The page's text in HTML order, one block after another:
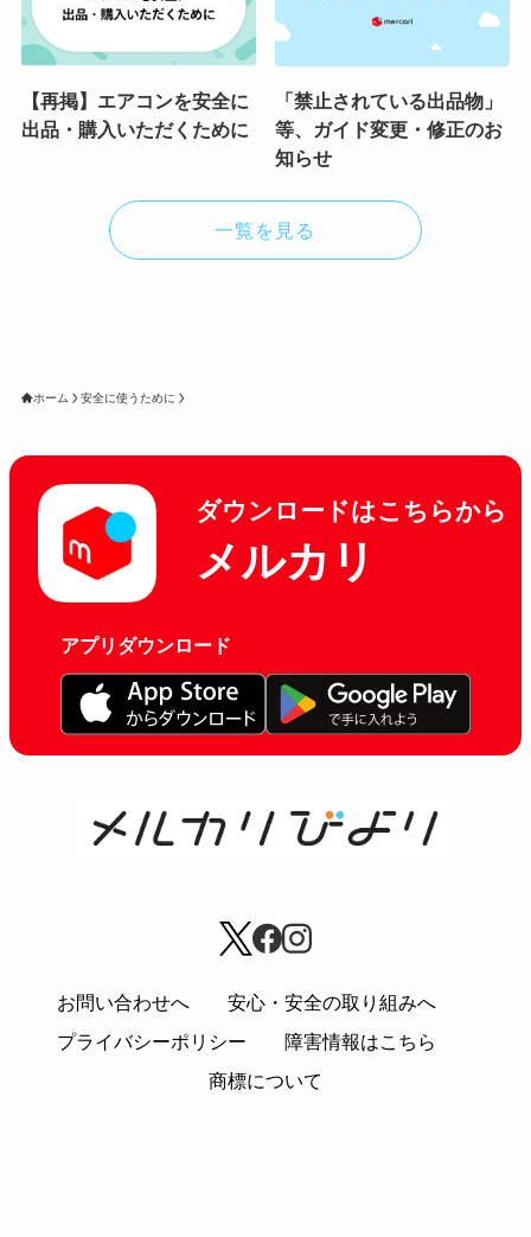
【再掲】エアコンを安全に
出品・購入いただくために
「禁止されている出品物」
等、ガイド変更・修正のお
知らせ
一覧を見る
ホーム 安全に使うために
ダウンロードはこちらから
メルカリ
アプリダウンロード
お問い合わせへ
安心・安全の取り組みへ
プライバシーポリシー
障害情報はこちら
商標について